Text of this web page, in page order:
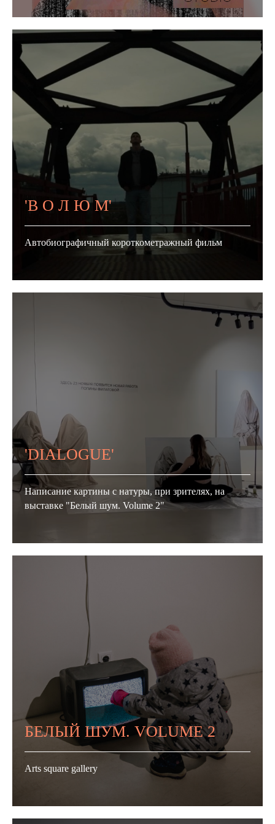
'В О Л Ю М'
Автобиографичный короткометражный фильм
'DIALOGUE'
Написание картины с натуры, при зрителях, на
выставке "Белый шум. Volume 2"
БЕЛЫЙ ШУМ. VOLUME 2
Arts square gallery